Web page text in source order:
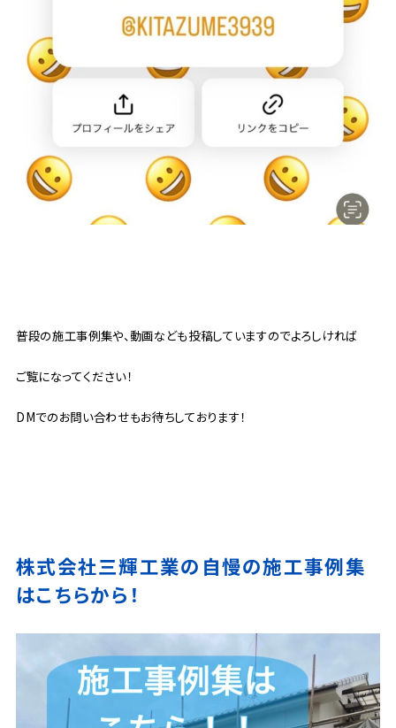
普段の施工事例集や、動画なども投稿していますのでよろしければ
ご覧になってください！
DMでのお問い合わせもお待ちしております！
株式会社三輝工業の自慢の施工事例集
はこちらから！